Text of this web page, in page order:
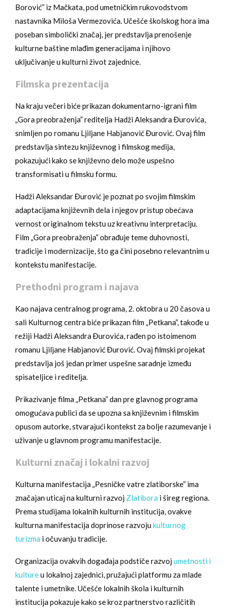
Borović” iz Mačkata, pod umetničkim rukovodstvom
nastavnika Miloša Vermezovića. Učešće školskog hora ima
poseban simbolički značaj, jer predstavlja prenošenje
kulturne baštine mlađim generacijama i njihovo
uključivanje u kulturni život zajednice.
Filmska prezentacija
Na kraju večeri biće prikazan dokumentarno-igrani film
„Gora preobraženja” reditelja Hadži Aleksandra Đurovića,
snimljen po romanu Ljiljane Habjanović Đurović. Ovaj film
predstavlja sintezu književnog i filmskog medija,
pokazujući kako se književno delo može uspešno
transformisati u filmsku formu.
Hadži Aleksandar Đurović je poznat po svojim filmskim
adaptacijama književnih dela i njegov pristup obećava
vernost originalnom tekstu uz kreativnu interpretaciju.
Film „Gora preobraženja” obrađuje teme duhovnosti,
tradicije i modernizacije, što ga čini posebno relevantnim u
kontekstu manifestacije.
Prethodni program i najava
Kao najava centralnog programa, 2. oktobra u 20 časova u
sali Kulturnog centra biće prikazan film „Petkana”, takođe u
režiji Hadži Aleksandra Đurovića, rađen po istoimenom
romanu Ljiljane Habjanović Đurović. Ovaj filmski projekat
predstavlja još jedan primer uspešne saradnje između
spisateljice i reditelja.
Prikazivanje filma „Petkana” dan pre glavnog programa
omogućava publici da se upozna sa književnim i filmskim
opusom autorke, stvarajući kontekst za bolje razumevanje i
uživanje u glavnom programu manifestacije.
Kulturni značaj i lokalni razvoj
Kulturna manifestacija „Pesničke vatre zlatiborske” ima
značajan uticaj na kulturni razvoj Zlatibora i šireg regiona.
Prema studijama lokalnih kulturnih institucija, ovakve
kulturna manifestacija doprinose razvojukulturnog
turizma i očuvanju tradicije.
Organizacija ovakvih događaja podstiče razvojumetnosti i
kultureu lokalnoj zajednici, pružajući platformu za mlade
talente i umetnike. Učešće lokalnih škola i kulturnih
institucija pokazuje kako se kroz partnerstvo različitih